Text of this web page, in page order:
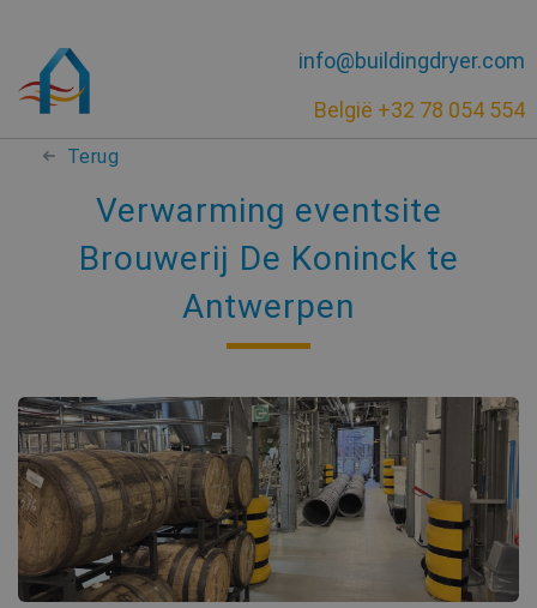
info@buildingdryer.com
België +32 78 054 554
Terug
Verwarming eventsite
Brouwerij De Koninck te
Antwerpen